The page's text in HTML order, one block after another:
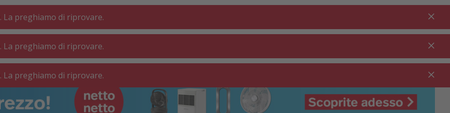
Nel carrello
⋅
BAGNO
PULIZIA ⋅
GASTRONOMIA
preghiamo di riprovare.
preghiamo di riprovare.
preghiamo di riprovare.